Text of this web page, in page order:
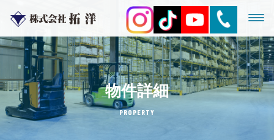
物件詳細
PROPERTY